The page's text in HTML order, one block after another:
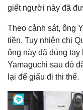
giết người này đã
Theo cảnh sát, ông
tiền. Tuy nhiên chị
ông này đã dùng
Yamaguchi sau đó
lại để giấu đi thi thể.